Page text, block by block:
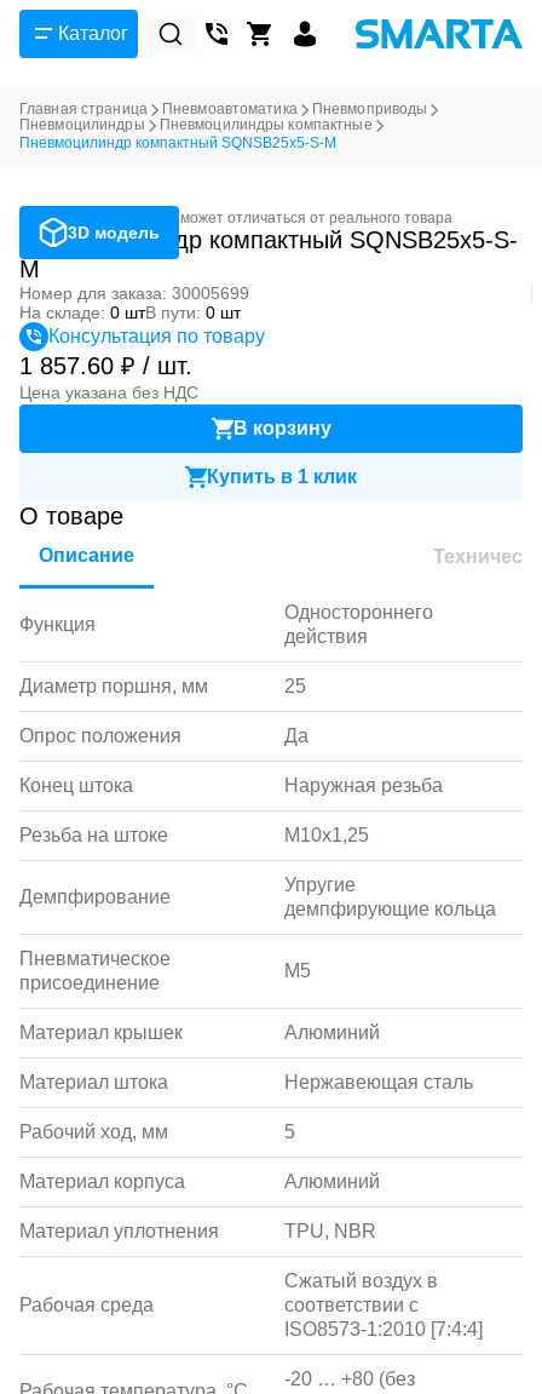
Каталог
Главная страница Пневмоавтоматика
Пневмоприводы
Пневмоцилиндры
Пневмоцилиндры компактные
Пневмоцилиндр компактный SQNSB25x5-S-M
3D модель
Фотография может отличаться от реального товара
Пневмоцилиндр компактный SQNSB25x5-S-
M
Номер для заказа: 30005699
На складе: 0 штВ пути: 0 шт
Консультация по товару
1 857.60 ₽ / шт.
Цена указана без НДС
В корзину
Купить в 1 клик
О товаре
Описание
Функция
Одностороннего
действия
Диаметр поршня, мм 25
Опрос положения Да
Конец штока Наружная резьба
Резьба на штоке M10x1,25
Демпфирование
Упругие
демпфирующие кольца
Пневматическое
присоединение
M5
Материал крышек Алюминий
Материал штока Нержавеющая сталь
Рабочий ход, мм 5
Материал корпуса Алюминий
Материал уплотнения TPU, NBR
Рабочая среда
Сжатый воздух в
соответствии с
ISO8573-1:2010 [7:4:4]
-20 … +80 (без